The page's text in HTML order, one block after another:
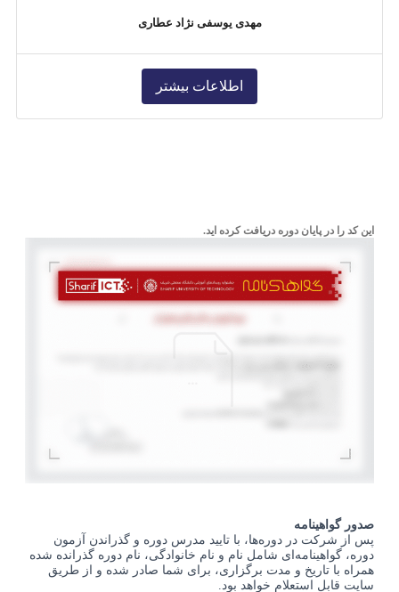
مهدی یوسفی نژاد عطاری
اطلاعات بیشتر
این کد را در پایان دوره دریافت کرده اید.
صدور گواهینامه
پس از شرکت در دوره‌ها، با تایید مدرس دوره و گذراندن آزمون
دوره، گواهینامه‌ای شامل نام و نام خانوادگی، نام دوره گذرانده شده
همراه با تاریخ و مدت برگزاری، برای شما صادر شده و از طریق
سایت قابل استعلام خواهد بود.